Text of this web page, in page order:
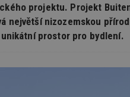
projektu. Projekt
největší nizozemskou
prostor pro bydlení.